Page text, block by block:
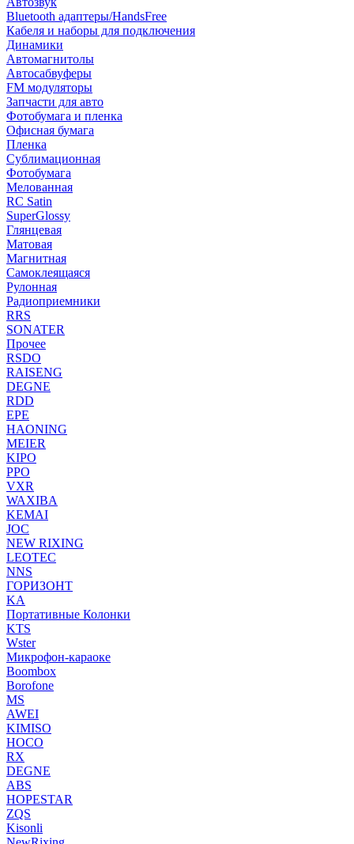
Bluetooth адаптеры/HandsFree
Кабеля и наборы для подключения
Динамики
Автомагнитолы
Автосабвуферы
FM модуляторы
Запчасти для авто
Фотобумага и пленка
Офисная бумага
Пленка
Сублимационная
Фотобумага
Мелованная
RC Satin
SuperGlossy
Глянцевая
Матовая
Магнитная
Самоклеящаяся
Рулонная
Радиоприемники
RRS
SONATER
Прочее
RSDO
RAISENG
DEGNE
RDD
EPE
HAONING
MEIER
KIPO
PPO
VXR
WAXIBA
KEMAI
JOC
NEW RIXING
LEOTEC
NNS
ГОРИЗОНТ
KA
Портативные Колонки
KTS
Wster
Микрофон-караоке
Boombox
Borofone
MS
AWEI
KIMISO
HOCO
RX
DEGNE
ABS
HOPESTAR
ZQS
Kisonli